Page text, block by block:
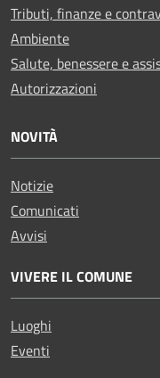
Tributi, finanze e
Ambiente
Salute, benessere e
Autorizzazioni
NOVITÀ
Notizie
Comunicati
Avvisi
VIVERE IL COMUNE
Luoghi
Eventi